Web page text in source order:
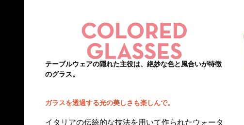
テーブルウェアの隠れた主役は、絶妙な色と風合いが特徴
のグラス。
ガラスを透過する光の美しさも楽しんで。
イタリアの伝統的な技法を用いて作られたウォータ